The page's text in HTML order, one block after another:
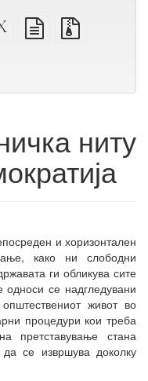
XeLaTeX
извор
изворот
ниту
и хоризонтален
како ни слободни
ги обликува сите
односи се надгледувани
живот во
процедури кои треба
претставување стана
да се извршува доколку